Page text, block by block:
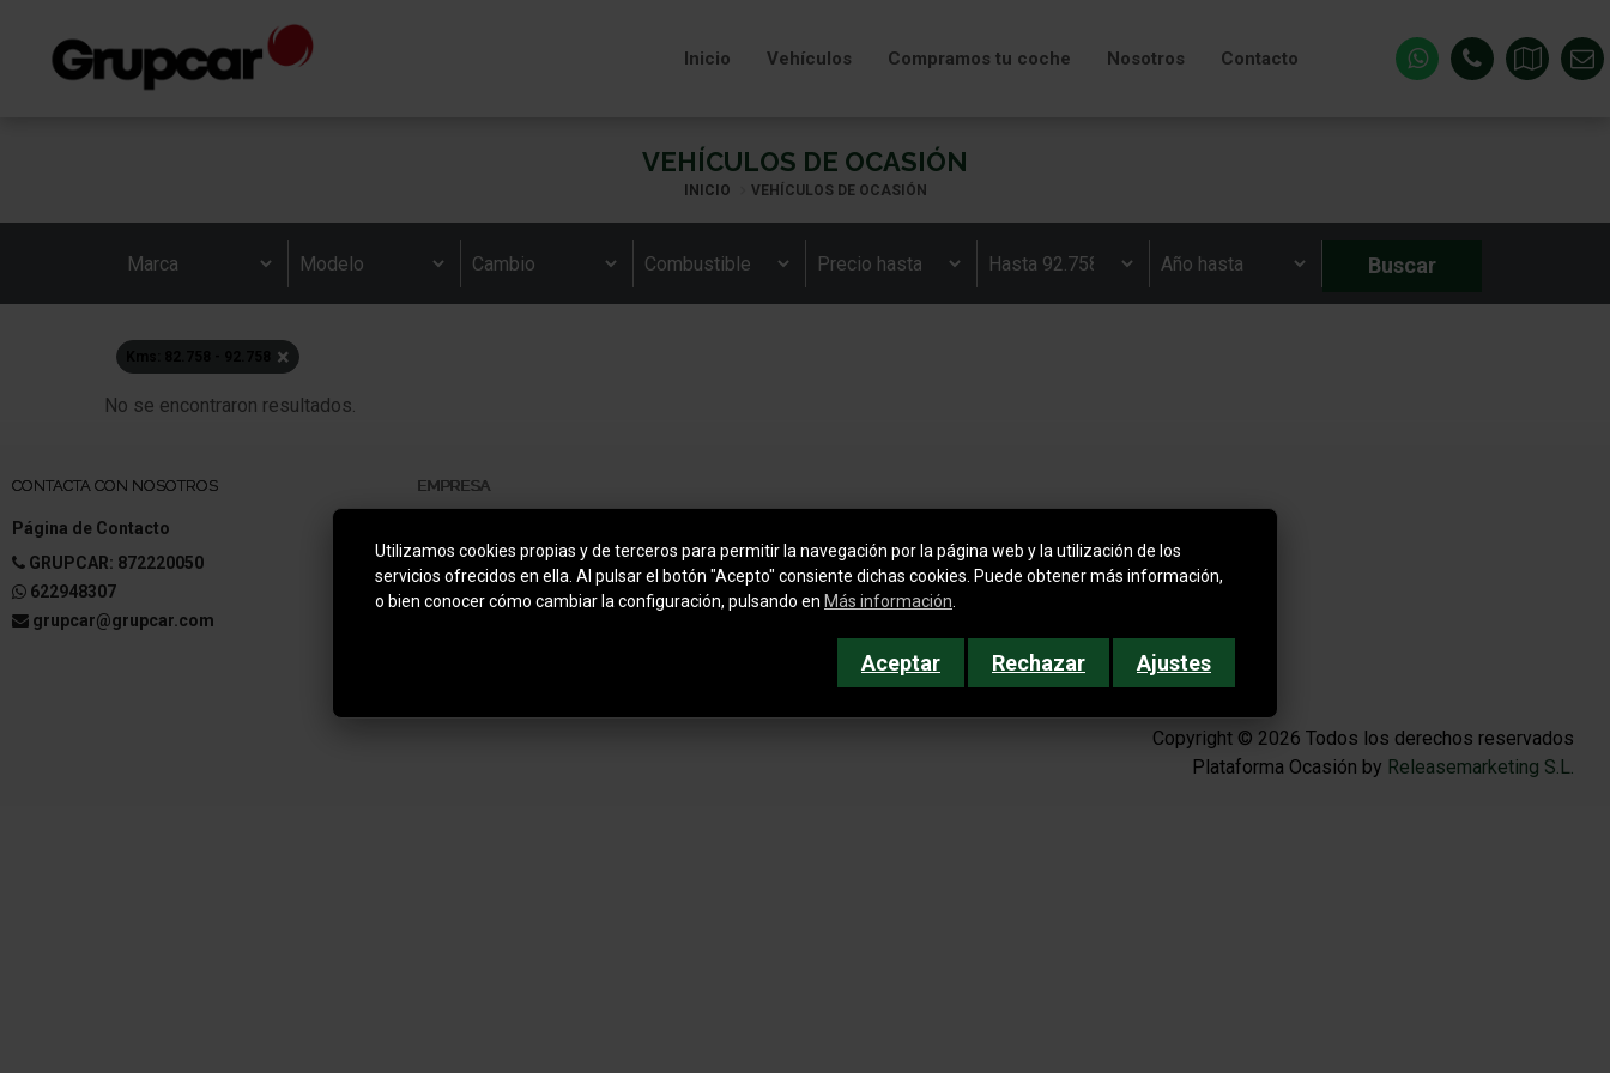
Inicio Vehículos Compramos tu coche Nosotros Contacto
VEHÍCULOS DE OCASIÓN
INICIO VEHÍCULOS DE OCASIÓN
×
No se encontraron resultados.
CONTACTA CON NOSOTROS
Página de Contacto
GRUPCAR: 872220050
622948307
grupcar@grupcar.com
EMPRESA
Aviso legal
Política de privacidad
Copyright © 2026 Todos los derechos reservados
Plataforma Ocasión by Releasemarketing S.L.
Utilizamos cookies propias y de terceros para permitir la navegación por la página web y la utilización de los
servicios ofrecidos en ella. Al pulsar el botón "Acepto" consiente dichas cookies. Puede obtener más información,
o bien conocer cómo cambiar la configuración, pulsando en Más información
Aceptar Rechazar Ajustes